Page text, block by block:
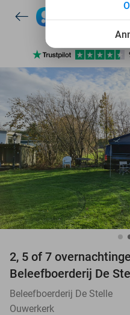
7 dagen
10+
7 dagen
10+
2, 5 of 7
Beleefboerderij De
Beleefboerderij De Stelle
Ouwerkerk